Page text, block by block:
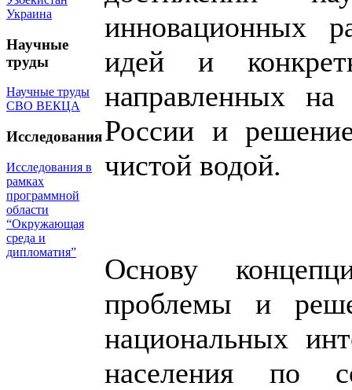
Украина
Научные
труды
Научные труды
СВО ВЕКЦА
Исследования
Исследования в
рамках
программной
области
“Окружающая
среда и
дипломатия”
инновационных
идей и
направленных на
России и
чистой водой.
Основу
проблемы и
национальных
населения по